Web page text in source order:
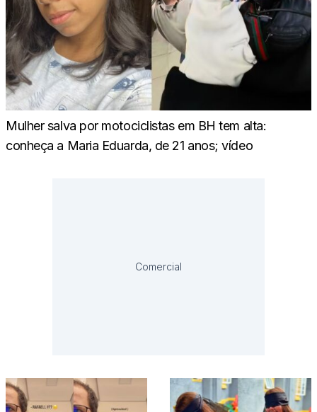
Mulher salva por motociclistas em BH tem alta:
conheça a Maria Eduarda, de 21 anos; vídeo
Comercial